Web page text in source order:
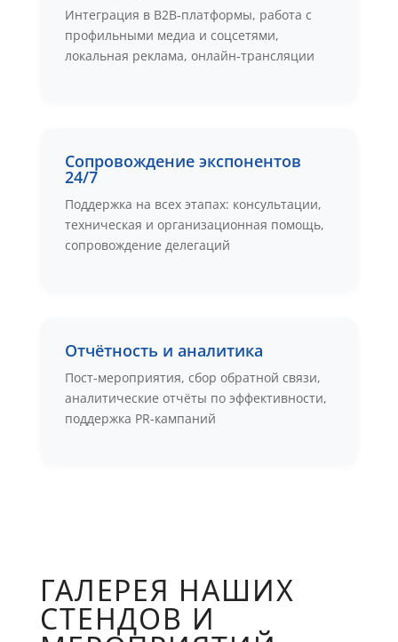
Интеграция в B2B‑платформы, работа с
профильными медиа и соцсетями,
локальная реклама, онлайн‑трансляции
Сопровождение экспонентов
24/7
Поддержка на всех этапах: консультации,
техническая и организационная помощь,
сопровождение делегаций
Отчётность и аналитика
Пост‑мероприятия, сбор обратной связи,
аналитические отчёты по эффективности,
поддержка PR-кампаний
ГАЛЕРЕЯ НАШИХ
СТЕНДОВ И